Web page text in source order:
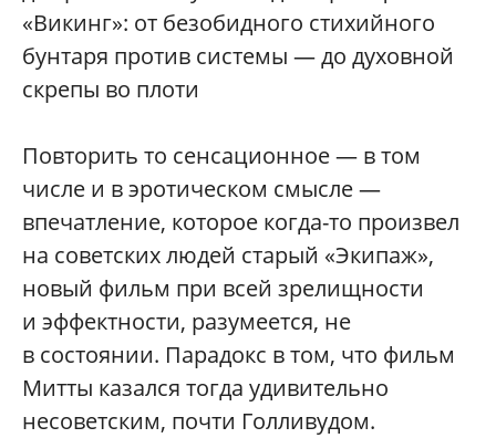
«Викинг»: от безобидного стихийного
бунтаря против системы — до духовной
скрепы во плоти
Повторить то сенсационное — в том
числе и в эротическом смысле —
впечатление, которое когда-то произвел
на советских людей старый «Экипаж»,
новый фильм при всей зрелищности
и эффектности, разумеется, не
в состоянии. Парадокс в том, что фильм
Митты казался тогда удивительно
несоветским, почти Голливудом.